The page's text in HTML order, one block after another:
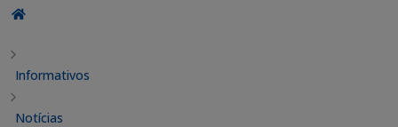
Informativos
Notícias